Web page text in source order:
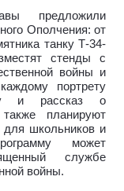
предложили
Ополчения: от
танку Т-34-
стенды с
войны и
портрету
и рассказ о
планируют
для школьников и
может
службе
войны.